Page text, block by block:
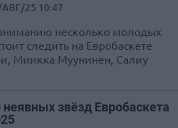
25 10:47
несколько молодых
следить на Евробаскете
Миикка Муунинен, Салиу
неявных звёзд Евробаскета